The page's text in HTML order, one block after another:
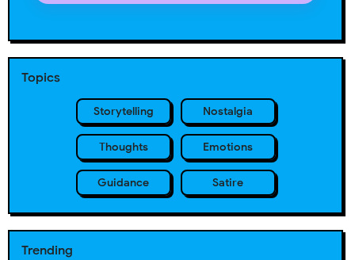
Topics
Storytelling Nostalgia
Thoughts Emotions
Guidance Satire
Trending